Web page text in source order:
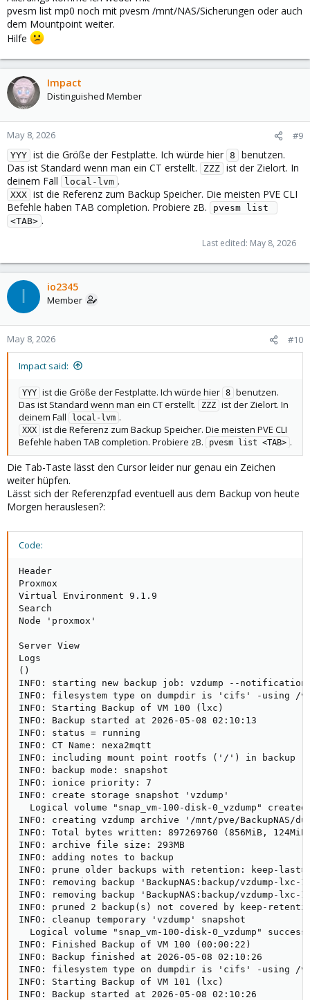
pvesm list mp0 noch mit pvesm /mnt/NAS/Sicherungen oder auch
dem Mountpoint weiter.
Hilfe
Impact
Distinguished Member
May 8, 2026 #9
YYY ist die Größe der Festplatte. Ich würde hier 8
benutzen.
Das ist Standard wenn man ein CT erstellt.
ZZZ ist der Zielort. In
deinem Fall
local-lvm .
XXX ist die Referenz zum Backup Speicher. Die meisten PVE CLI
Befehle haben TAB completion. Probiere zB.
pvesm list
<TAB> .
Last edited: May 8, 2026
I io2345
Member
May 8, 2026 #10
Impact said:
YYY ist die Größe der Festplatte. Ich würde hier 8 benutzen.
Das ist Standard wenn man ein CT erstellt.
ZZZ ist der Zielort. In
deinem Fall
local-lvm .
XXX ist die Referenz zum Backup Speicher. Die meisten PVE CLI
Befehle haben TAB completion. Probiere zB.
pvesm list <TAB> .
Die Tab-Taste lässt den Cursor leider nur genau ein Zeichen
weiter hüpfen.
Lässt sich der Referenzpfad eventuell aus dem Backup von heute
Morgen herauslesen?:
Code:
Header
Proxmox
Virtual Environment 9.1.9
Search
Node 'proxmox'
Server View
Logs
()
INFO: starting new backup job: vzdump --
INFO: filesystem type on dumpdir is 'cifs' -using /
INFO: Starting Backup of VM 100 (lxc)
INFO: Backup started at 2026-05-08 02:10:13
INFO: status = running
INFO: CT Name: nexa2mqtt
INFO: including mount point rootfs ('/') in backup
INFO: backup mode: snapshot
INFO: ionice priority: 7
INFO: create storage snapshot 'vzdump'
Logical volume "snap_vm-100-disk-0_vzdump"
INFO: creating vzdump archive '/mnt/pve/BackupNAS/
INFO: Total bytes written: 897269760 (856MiB,
INFO: archive file size: 293MB
INFO: adding notes to backup
INFO: prune older backups with retention: keep-
INFO: removing backup 'BackupNAS:backup/vzdump-
INFO: removing backup 'BackupNAS:backup/vzdump-
INFO: pruned 2 backup(s) not covered by keep-
INFO: cleanup temporary 'vzdump' snapshot
Logical volume "snap_vm-100-disk-0_vzdump"
INFO: Finished Backup of VM 100 (00:00:22)
INFO: Backup finished at 2026-05-08 02:10:26
INFO: filesystem type on dumpdir is 'cifs' -using /
INFO: Starting Backup of VM 101 (lxc)
INFO: Backup started at 2026-05-08 02:10:26